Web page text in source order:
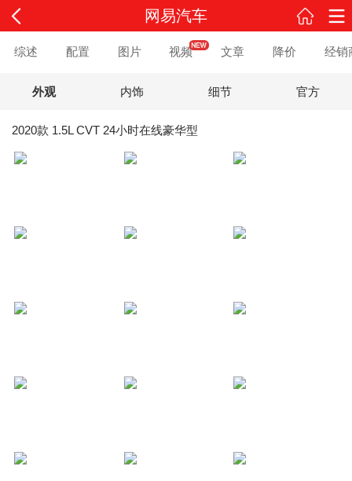
网易汽车
综述 配置 图片 视频 文章 降价 经销
外观 内饰 细节 官方
2020款 1.5L CVT 24小时在线豪华型